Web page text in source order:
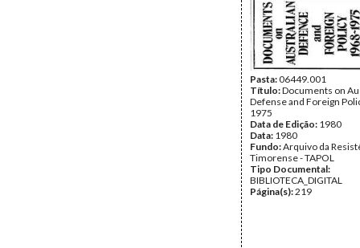
Pasta:06449.001
Título:Documents on
Defense and Foreign
1975
Data de Edição: 1980
Data: 1980
Fundo:Arquivo da
Timorense - TAPOL
Tipo Documental:
BIBLIOTECA_DIGITAL
Página(s):219